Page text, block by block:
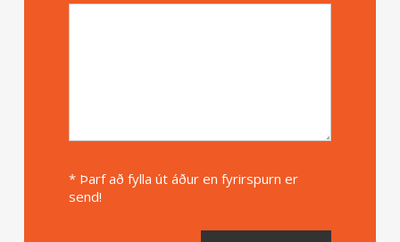
* Þarf að fylla út áður en fyrirspurn er
send!